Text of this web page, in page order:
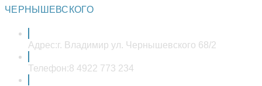
ЧЕРНЫШЕВСКОГО
Адрес:г. Владимир ул. Чернышевского 68/2
Телефон:8 4922 773 234